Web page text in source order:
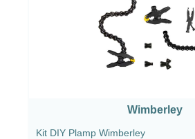
Wimberley
Kit DIY Plamp Wimberley